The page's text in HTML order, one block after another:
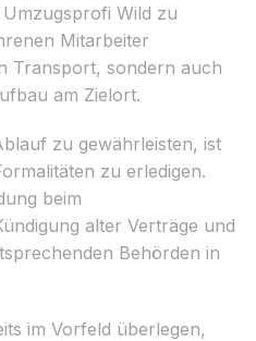
Wild zu
Mitarbeiter
Transport, sondern auch
am Zielort.
zu gewährleisten, ist
zu erledigen.
beim
alter Verträge und
Behörden in
im Vorfeld überlegen,